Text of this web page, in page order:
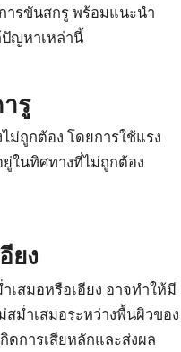
ารขันสกรู พร้อมแนะนำ
ญหาเหล่านี้
รู
ม่ถูกต้อง โดยการใช้แรง
ในทิศทางที่ไม่ถูกต้อง
ยง
เสมอหรือเอียง อาจทำให้มี
ม่ำเสมอระหว่างพื้นผิวของ
ดการเสียหลักและส่งผล